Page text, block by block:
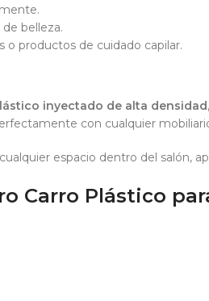
belleza.
o productos de cuidado capilar.
inyectado de alta densidad
con cualquier
espacio dentro del salón,
Carro Plástico